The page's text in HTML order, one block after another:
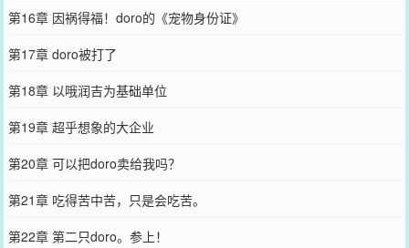
第16章 因祸得福！doro的《宠物身份证》
第17章 doro被打了
第18章 以哦润吉为基础单位
第19章 超乎想象的大企业
第20章 可以把doro卖给我吗？
第21章 吃得苦中苦，只是会吃苦。
第22章 第二只doro。参上！